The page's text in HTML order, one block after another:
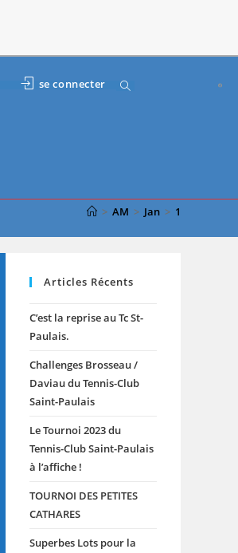
se connecter Toggle
website
search
> AM > Jan > 1
Articles Récents
C’est la reprise au Tc St-
Paulais.
Challenges Brosseau /
Daviau du Tennis-Club
Saint-Paulais
Le Tournoi 2023 du
Tennis-Club Saint-Paulais
à l’affiche !
TOURNOI DES PETITES
CATHARES
Superbes Lots pour la